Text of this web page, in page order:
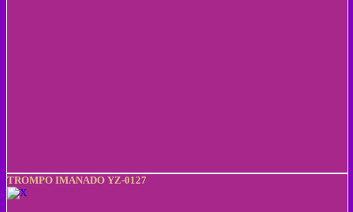
TROMPO IMANADO YZ-0127